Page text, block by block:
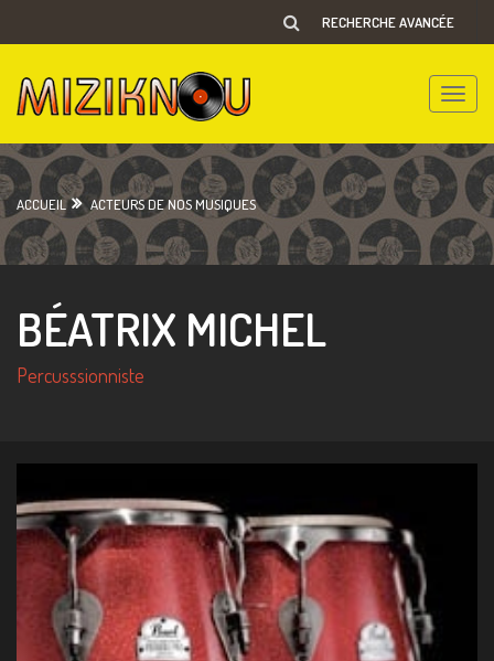
RECHERCHE AVANCÉE
Toggle
ACCUEIL ACTEURS DE NOS MUSIQUES
BÉATRIX MICHEL
Percusssionniste